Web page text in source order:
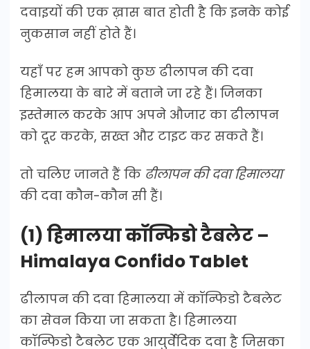
दवाइयों की एक ख़ास बात होती है कि इनके कोई
नुकसान नहीं होते हैं।
यहाँ पर हम आपको कुछ ढीलापन की दवा
हिमालया के बारे में बताने जा रहे हैं। जिनका
इस्तेमाल करके आप अपने औजार का ढीलापन
को दूर करके, सख्त और टाइट कर सकते हैं।
तो चलिए जानते हैं कि ढीलापन की दवा हिमालया
की दवा कौन-कौन सी हैं।
(1) हिमालया कॉन्फिडो टैबलेट –
Himalaya Confido Tablet
ढीलापन की दवा हिमालया में कॉन्फिडो टैबलेट
का सेवन किया जा सकता है। हिमालया
कॉन्फिडो टैबलेट एक आयुर्वेदिक दवा है जिसका